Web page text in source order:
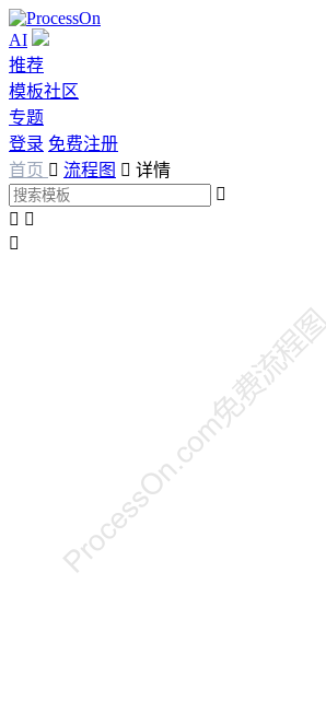
AI
推荐
模板社区
专题
登录 免费注册
首页  流程图  详情

 
